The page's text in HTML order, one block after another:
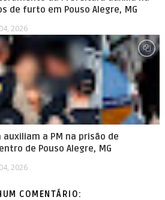
de furto em Pouso Alegre, MG
2026
a PM na prisão de
de Pouso Alegre, MG
2026
COMENTÁRIO: